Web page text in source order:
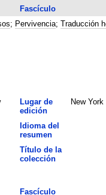
Fascículo
; Pervivencia; Traducción
Lugar de
edición
New York
Idioma del
resumen
Título de la
colección
Fascículo